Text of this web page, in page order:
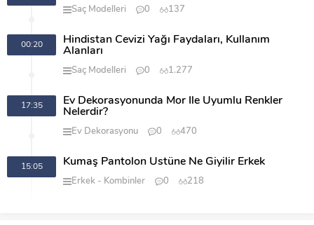
Saç Modelleri 0 137
00:20
Hindistan Cevizi Yağı Faydaları, Kullanım
Alanları
Saç Modelleri 0 1.277
17:35
Ev Dekorasyonunda Mor İle Uyumlu Renkler
Nelerdir?
Ev Dekorasyonu 0 470
15:05 Kumaş Pantolon Üstüne Ne Giyilir Erkek
Erkek Kombinler 0 218